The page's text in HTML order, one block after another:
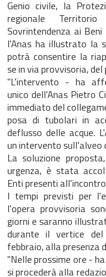
Genio civile, la
regionale
Sovrintendenza ai
l'Anas ha illustrato la
potrà consentire la
se in via provvisoria,
"L'intervento - ha
unico dell'Anas Pietro
immediato del
posa di tubolari in
deflusso delle acque.
un intervento sull'alveo
La soluzione
urgenza, è stata
Enti presenti
I tempi previsti per
l'opera provvisoria
giorni e saranno
durante il vertice
febbraio, alla presenza
"Nelle prossime ore -
si procederà alla